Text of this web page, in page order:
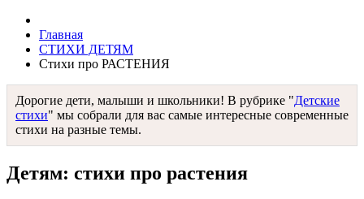
Главная
СТИХИ ДЕТЯМ
Стихи про РАСТЕНИЯ
Дорогие дети, малыши и школьники! В рубрике "Детские
стихи" мы собрали для вас самые интересные современные
стихи на разные темы.
Детям: стихи про растения